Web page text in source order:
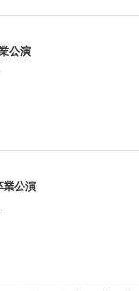
公演
業公演